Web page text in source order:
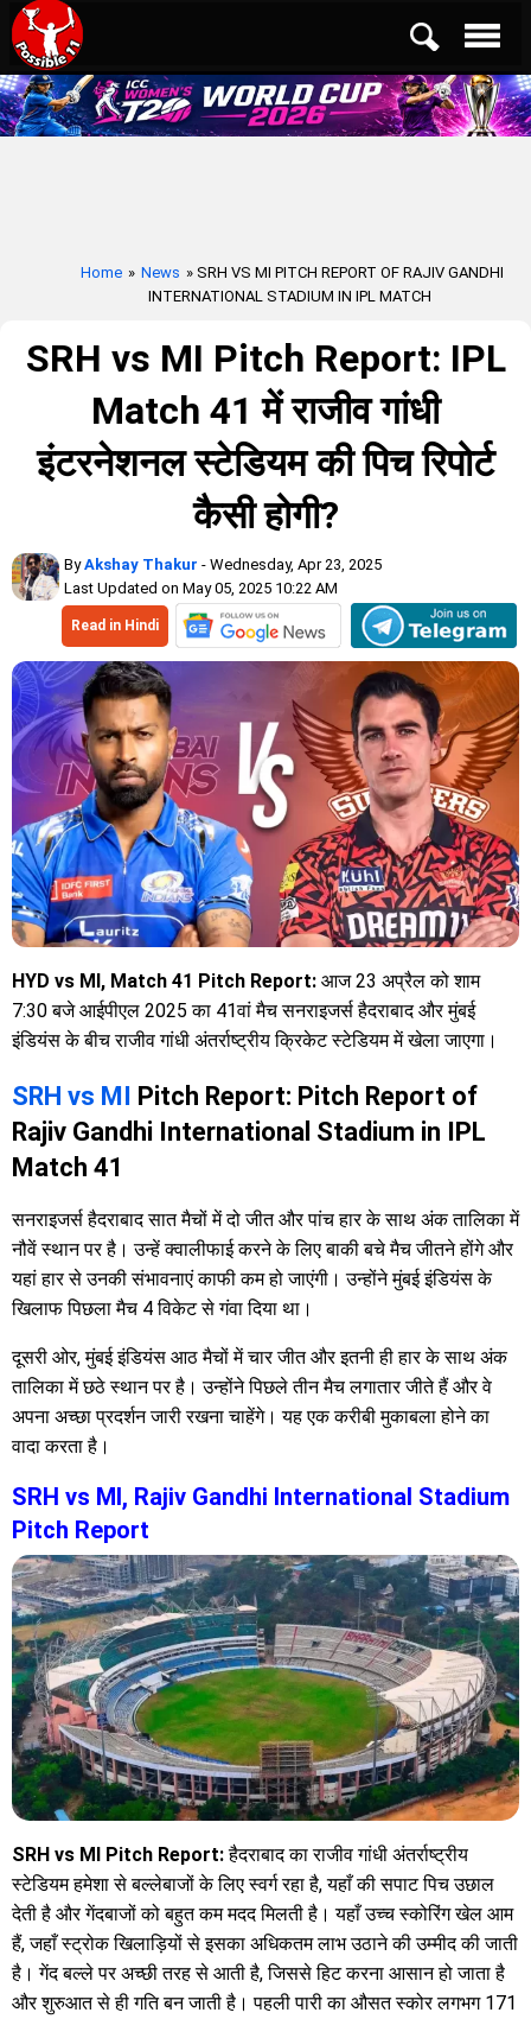
Home » News » SRH VS MI PITCH REPORT OF RAJIV GANDHI
INTERNATIONAL STADIUM IN IPL MATCH
SRH vs MI Pitch Report: IPL
Match 41 में राजीव गांधी
इंटरनेशनल स्टेडियम की पिच रिपोर्ट
कैसी होगी?
ByAkshay Thakur - Wednesday, Apr 23, 2025
Last Updated on May 05, 2025 10:22 AM
Read in Hindi
HYD vs MI, Match 41 Pitch Report: आज 23 अप्रैल को शाम
7:30 बजे आईपीएल 2025 का 41वां मैच सनराइजर्स हैदराबाद और मुंबई
इंडियंस के बीच राजीव गांधी अंतर्राष्ट्रीय क्रिकेट स्टेडियम में खेला जाएगा।
SRH vs MI Pitch Report: Pitch Report of
Rajiv Gandhi International Stadium in IPL
Match 41
सनराइजर्स हैदराबाद सात मैचों में दो जीत और पांच हार के साथ अंक तालिका में
नौवें स्थान पर है। उन्हें क्वालीफाई करने के लिए बाकी बचे मैच जीतने होंगे और
यहां हार से उनकी संभावनाएं काफी कम हो जाएंगी। उन्होंने मुंबई इंडियंस के
खिलाफ पिछला मैच 4 विकेट से गंवा दिया था।
दूसरी ओर, मुंबई इंडियंस आठ मैचों में चार जीत और इतनी ही हार के साथ अंक
तालिका में छठे स्थान पर है। उन्होंने पिछले तीन मैच लगातार जीते हैं और वे
अपना अच्छा प्रदर्शन जारी रखना चाहेंगे। यह एक करीबी मुकाबला होने का
वादा करता है।
SRH vs MI, Rajiv Gandhi International Stadium
Pitch Report
SRH vs MI Pitch Report:हैदराबाद का राजीव गांधी अंतर्राष्ट्रीय
स्टेडियम हमेशा से बल्लेबाजों के लिए स्वर्ग रहा है, यहाँ की सपाट पिच उछाल
देती है और गेंदबाजों को बहुत कम मदद मिलती है। यहाँ उच्च स्कोरिंग खेल आम
हैं, जहाँ स्ट्रोक खिलाड़ियों से इसका अधिकतम लाभ उठाने की उम्मीद की जाती
है। गेंद बल्ले पर अच्छी तरह से आती है, जिससे हिट करना आसान हो जाता है
और शुरुआत से ही गति बन जाती है। पहली पारी का औसत स्कोर लगभग 171